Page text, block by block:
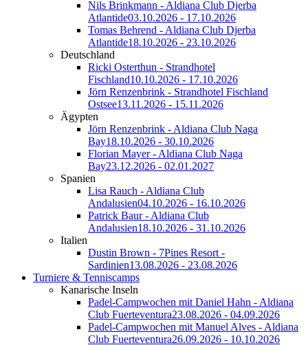
Nils Brinkmann - Aldiana Club Djerba
Atlantide03.10.2026 - 17.10.2026
Tomas Behrend - Aldiana Club Djerba
Atlantide18.10.2026 - 23.10.2026
Deutschland
Ricki Osterthun - Strandhotel
Fischland10.10.2026 - 17.10.2026
Jörn Renzenbrink - Strandhotel Fischland
Ostsee13.11.2026 - 15.11.2026
Ägypten
Jörn Renzenbrink - Aldiana Club Naga
Bay18.10.2026 - 30.10.2026
Florian Mayer - Aldiana Club Naga
Bay23.12.2026 - 02.01.2027
Spanien
Lisa Rauch - Aldiana Club
Andalusien04.10.2026 - 16.10.2026
Patrick Baur - Aldiana Club
Andalusien18.10.2026 - 31.10.2026
Italien
Dustin Brown - 7Pines Resort -
Sardinien13.08.2026 - 23.08.2026
Turniere & Tenniscamps
Kanarische Inseln
Padel-Campwochen mit Daniel Hahn - Aldiana
Club Fuerteventura23.08.2026 - 04.09.2026
Padel-Campwochen mit Manuel Alves - Aldiana
Club Fuerteventura26.09.2026 - 10.10.2026